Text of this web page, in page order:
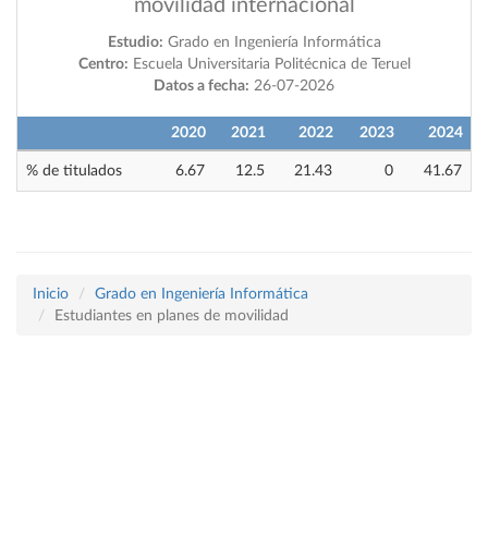
movilidad internacional
Estudio: Grado en Ingeniería Informática
Centro: Escuela Universitaria Politécnica de Teruel
Datos a fecha: 26-07-2026
2020 2021 2022 2023 2024
% de titulados 6.67 12.5 21.43 0 41.67
Inicio
Grado en Ingeniería Informática
Estudiantes en planes de movilidad